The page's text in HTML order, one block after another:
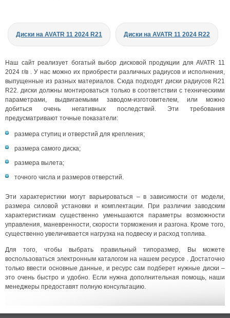
Диски на AVATR 11 2024 R21 Диски на AVATR 11 2024 R22
Наш сайт реализует богатый выбор дисковой продукции для AVATR 11
2024 г/в . У нас можно их приобрести различных радиусов и исполнения,
выпущенные из разных материалов. Сюда подходят диски радиусов R21
R22. диски должны монтироваться только в соответствии с техническими
параметрами, выдвигаемыми заводом-изготовителем, или можно
добиться очень негативных последствий. Эти требования
предусматривают точные показатели:
размера ступиц и отверстий для крепления;
размера самого диска;
размера вылета;
точного числа и размеров отверстий.
Эти характеристики могут варьироваться – в зависимости от модели,
размера силовой установки и комплектации. При различии заводским
характеристикам существенно уменьшаются параметры возможности
управления, маневренности, скорости торможения и разгона. Кроме того,
существенно увеличивается нагрузка на подвеску и расход топлива.
Для того, чтобы выбрать правильный типоразмер, Вы можете
воспользоваться электронным каталогом на нашем ресурсе . Достаточно
только ввести основные данные, и ресурс сам подберет нужные диски –
это очень быстро и удобно. Если нужна дополнительная помощь, наши
менеджеры предоставят полную консультацию.